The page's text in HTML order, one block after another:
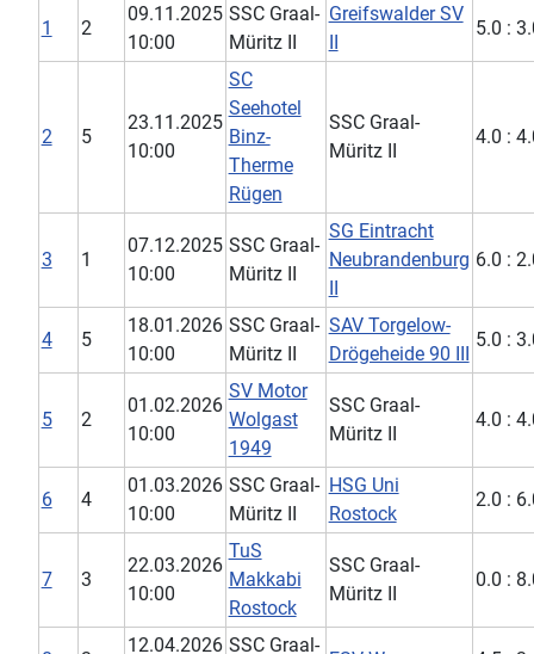
1 2
09.11.2025
10:00
SSC Graal-
Müritz II
Greifswalder SV
II
5.0 :
2 5
23.11.2025
10:00
SC
Seehotel
Binz-
Therme
Rügen
SSC Graal-
Müritz II
4.0 :
3 1
07.12.2025
10:00
SSC Graal-
Müritz II
SG Eintracht
Neubrandenburg
II
6.0 :
4 5
18.01.2026
10:00
SSC Graal-
Müritz II
SAV Torgelow-
Drögeheide 90 III
5.0 :
5 2
01.02.2026
10:00
SV Motor
Wolgast
1949
SSC Graal-
Müritz II
4.0 :
6 4
01.03.2026
10:00
SSC Graal-
Müritz II
HSG Uni
Rostock
2.0 :
7 3
22.03.2026
10:00
TuS
Makkabi
Rostock
SSC Graal-
Müritz II
0.0 :
12.04.2026 SSC Graal-